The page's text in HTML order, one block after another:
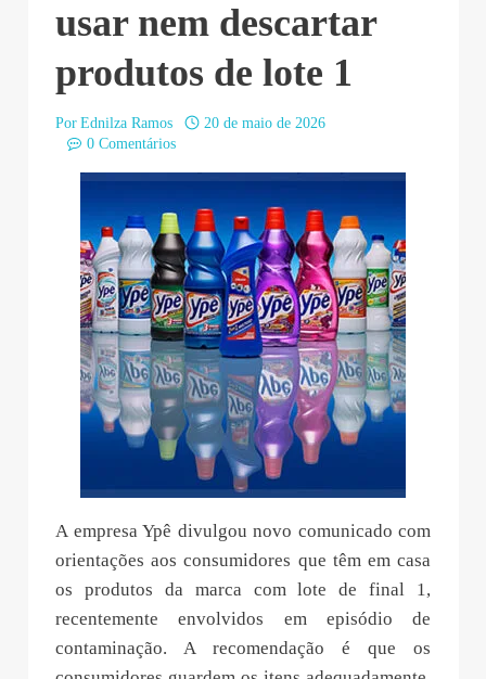
usar nem descartar
produtos de lote 1
Por Ednilza Ramos
20 de maio de 2026
0 Comentários
A empresa Ypê divulgou novo comunicado com
orientações aos consumidores que têm em casa
os produtos da marca com lote de final 1,
recentemente envolvidos em episódio de
contaminação. A recomendação é que os